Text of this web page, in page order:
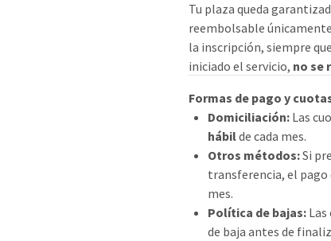
Tu plaza queda
reembolsable
la inscripción, siempre
iniciado el servicio, no se
Formas de pago y
Domiciliación:Las
hábilde cada mes.
Otros métodos:Si
transferencia, el
mes.
Política de bajas:Las
de baja antes de